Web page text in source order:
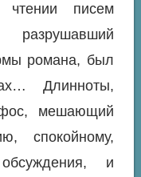
чтении писем
разрушавший
романа, был
Длинноты,
мешающий
спокойному,
и